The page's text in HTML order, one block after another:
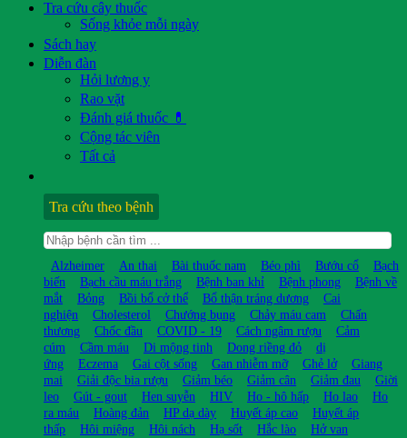
Tra cứu cây thuốc
Sống khỏe mỗi ngày
Sách hay
Diễn đàn
Hỏi lương y
Rao vặt
Đánh giá thuốc 💊
Cộng tác viên
Tất cả
Tra cứu theo bệnh
Alzheimer An thai Bài thuốc nam Béo phì Bướu cổ
Bạch
biến
Bạch cầu máu trắng Bệnh ban khỉ Bệnh phong
Bệnh về
mắt
Bỏng Bồi bổ cở thể Bổ thận tráng dương
Cai
nghiện
Cholesterol Chướng bụng Chảy máu cam
Chấn
thương
Chốc đầu COVID - 19 Cách ngâm rượu
Cảm
cúm
Cầm máu Di mộng tinh Dong riềng đỏ
dị
ứng
Eczema Gai cột sống Gan nhiễm mỡ Ghẻ lở
Giang
mai
Giải độc bia rượu Giảm béo Giảm cân Giảm đau
Giời
leo
Gút - gout Hen suyễn HIV Ho - hô hấp Ho lao
Ho
ra máu
Hoàng đản HP dạ dày Huyết áp cao
Huyết áp
thấp
Hôi miệng Hôi nách Hạ sốt Hắc lào
Hở van